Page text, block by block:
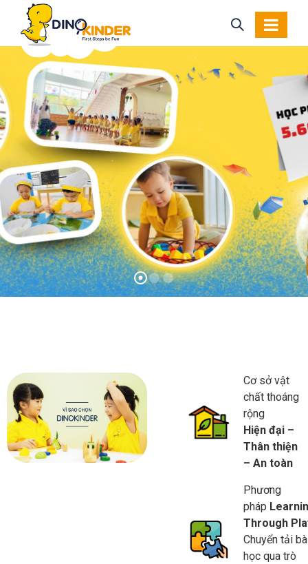
Cơ sở vật
chất thoáng
rộng
Hiện đại –
Thân thiện
– An toàn
Phương
pháp
Through
Chuyển tải
học qua trò